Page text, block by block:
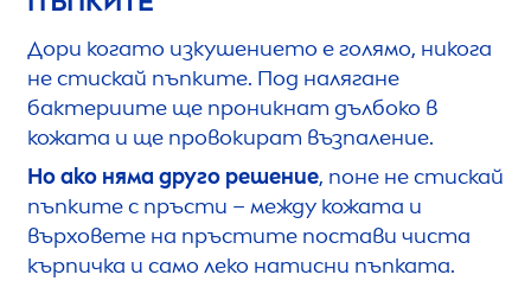
Дори когато изкушението е голямо, никога
не стискай пъпките. Под налягане
бактериите ще проникнат дълбоко в
кожата и ще провокират възпаление.
Но ако няма друго решение, поне не стискай
пъпките с пръсти – между кожата и
върховете на пръстите постави чиста
кърпичка и само леко натисни пъпката.